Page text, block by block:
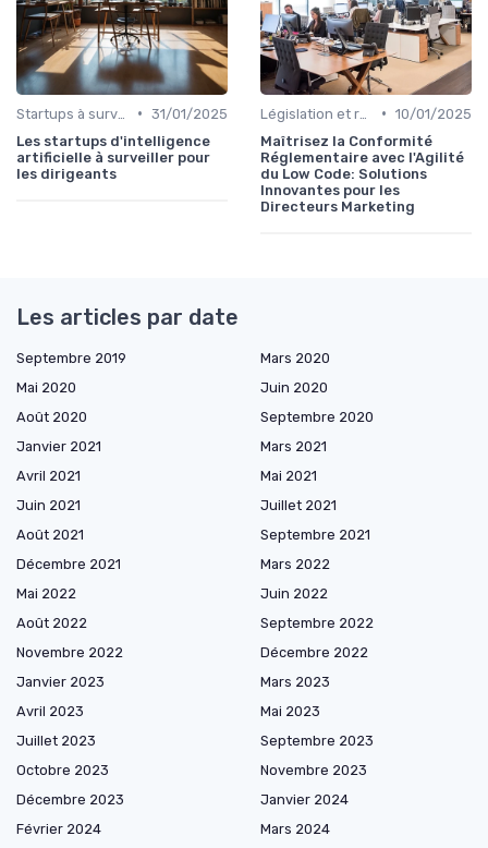
• 31/01/2025
Les startups d'intelligence
artificielle à surveiller pour
les dirigeants
• 10/01/2025
Maîtrisez la Conformité
Réglementaire avec l'Agilité
du Low Code: Solutions
Innovantes pour les
Directeurs Marketing
Les articles par date
Septembre 2019
Mars 2020
Mai 2020
Juin 2020
Août 2020
Septembre 2020
Janvier 2021
Mars 2021
Avril 2021
Mai 2021
Juin 2021
Juillet 2021
Août 2021
Septembre 2021
Décembre 2021
Mars 2022
Mai 2022
Juin 2022
Août 2022
Septembre 2022
Novembre 2022
Décembre 2022
Janvier 2023
Mars 2023
Avril 2023
Mai 2023
Juillet 2023
Septembre 2023
Octobre 2023
Novembre 2023
Décembre 2023
Janvier 2024
Février 2024
Mars 2024